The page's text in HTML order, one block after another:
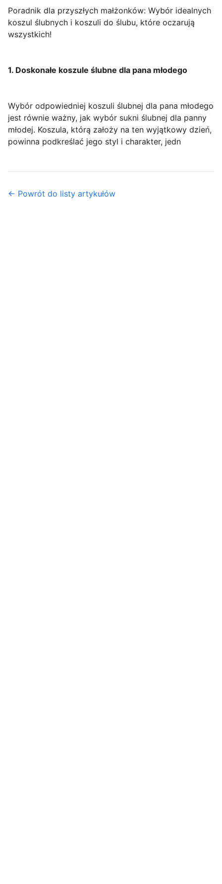
Poradnik dla przyszłych małżonków: Wybór idealnych
koszul ślubnych i koszuli do ślubu, które oczarują
wszystkich!
1. Doskonałe koszule ślubne dla pana młodego
Wybór odpowiedniej koszuli ślubnej dla pana młodego
jest równie ważny, jak wybór sukni ślubnej dla panny
młodej. Koszula, którą założy na ten wyjątkowy dzień,
powinna podkreślać jego styl i charakter, jedn
← Powrót do listy artykułów